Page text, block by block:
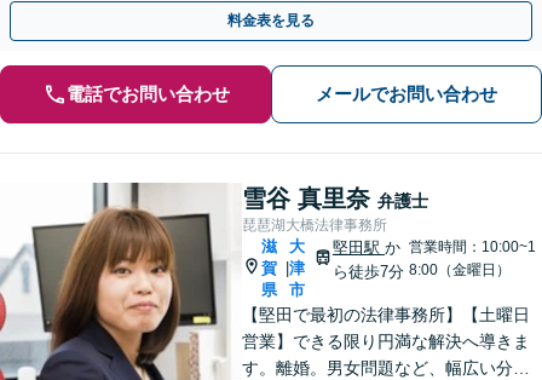
料金表を見る
電話でお問い合わせ メールでお問い合わせ
雪谷 真里奈 弁護士
琵琶湖大橋法律事務所
滋
賀
県
大
津
市
堅田駅 か
ら徒歩7分
営業時間：10:00~1
8:00（金曜日）
【堅田で最初の法律事務所】【土曜日
営業】できる限り円満な解決へ導きま
す。離婚。男女問題など、幅広い分野